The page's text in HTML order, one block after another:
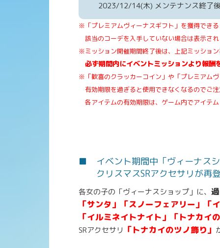
2023/12/14(木) メンテナンス終
※「プレミアムヴィーナスギフト」を獲得でき
該当のコーデを入手していない場合は表示さ
※ミッション開催期間終了後は、上記ミッショ
必ず期間内にイベントミッションより報酬
※「歓喜のクラッカーコイン」や「プレミアム
有効期限を過ぎると使用できなくなるのでご
各アイテムの有効期限は、ゲーム内でアイテ
■ イベント期間中「ヴィーナスシ
クリスマスSRアクセサリが再
各女の子の「ヴィーナスショップ」に、
「サンタ」「スノーフェアリー」「
「イルミネイトナイト」「トナカイ
SRアクセサリ 「トナカイのツノ飾り」